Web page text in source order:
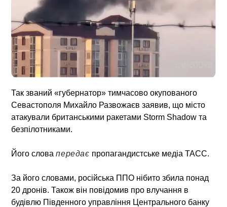
Так званий «губернатор» тимчасово окупованого
Севастополя Михайло Развожаєв заявив, що місто
атакували британськими ракетами Storm Shadow та
безпілотниками.
Його словапередає пропагандистське медіа ТАСС.
За його словами, російська ППО нібито збила понад
20 дронів. Також він повідомив про влучання в
будівлю Південного управління Центрального банку